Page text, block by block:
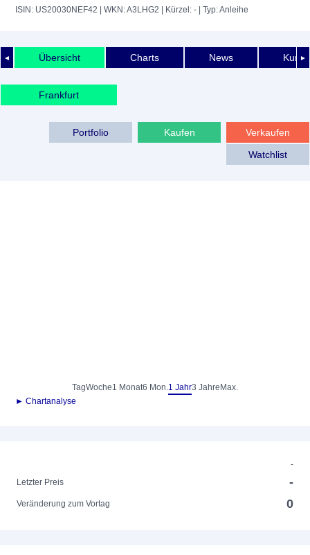
ISIN: US20030NEF42 | WKN: A3LHG2 | Kürzel: - | Typ: Anleihe
◄ ►
Übersicht Charts News
Frankfurt
Verkaufen
Kaufen
Portfolio
Watchlist
TagWoche1 Monat6 Mon.1 Jahr3 Jahre Max.
► Chartanalyse
-
Letzter Preis
-
Veränderung zum Vortag 0